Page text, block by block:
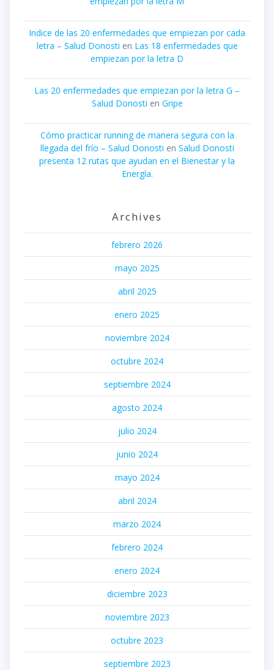
Indice de las 20 enfermedades que empiezan por cada
letra – Salud Donosti en Las 18 enfermedades que
empiezan por la letra D
Las 20 enfermedades que empiezan por la letra G –
Salud Donosti en Gripe
Cómo practicar running de manera segura con la
llegada del frío – Salud Donosti en Salud Donosti
presenta 12 rutas que ayudan en el Bienestar y la
Energía.
Archives
febrero 2026
mayo 2025
abril 2025
enero 2025
noviembre 2024
octubre 2024
septiembre 2024
agosto 2024
julio 2024
junio 2024
mayo 2024
abril 2024
marzo 2024
febrero 2024
enero 2024
diciembre 2023
noviembre 2023
octubre 2023
septiembre 2023